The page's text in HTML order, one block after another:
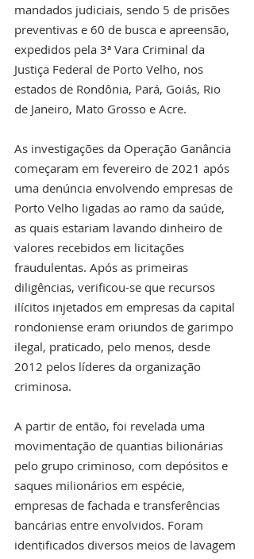
mandados judiciais, sendo 5 de prisões
preventivas e 60 de busca e apreensão,
expedidos pela 3ª Vara Criminal da
Justiça Federal de Porto Velho, nos
estados de Rondônia, Pará, Goiás, Rio
de Janeiro, Mato Grosso e Acre.
As investigações da Operação Ganância
começaram em fevereiro de 2021 após
uma denúncia envolvendo empresas de
Porto Velho ligadas ao ramo da saúde,
as quais estariam lavando dinheiro de
valores recebidos em licitações
fraudulentas. Após as primeiras
diligências, verificou-se que recursos
ilícitos injetados em empresas da capital
rondoniense eram oriundos de garimpo
ilegal, praticado, pelo menos, desde
2012 pelos líderes da organização
criminosa.
A partir de então, foi revelada uma
movimentação de quantias bilionárias
pelo grupo criminoso, com depósitos e
saques milionários em espécie,
empresas de fachada e transferências
bancárias entre envolvidos. Foram
identificados diversos meios de lavagem